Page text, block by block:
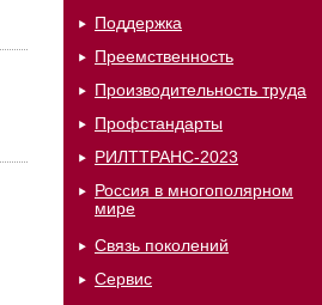
Поддержка
Преемственность
Производительность труда
Профстандарты
РИЛТТРАНС-2023
Россия в многополярном
мире
Связь поколений
Сервис